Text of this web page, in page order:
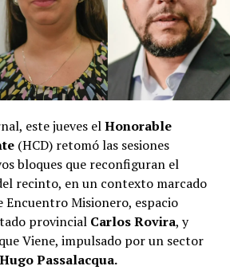
este jueves elHonorable
(HCD) retomó las sesiones
bloques que reconfiguran el
recinto, en un contexto marcado
Misionero, espacio
provincial Carlos Rovira, y
Viene, impulsado por un sector
Hugo Passalacqua.